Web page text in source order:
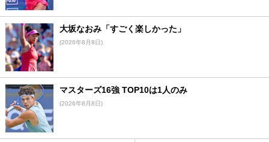
大坂なおみ「すごく楽しかった」
(2026年8月8日)
マスターズ16強 TOP10は1人のみ
(2026年8月8日)